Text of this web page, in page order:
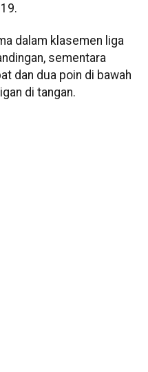
dalam klasemen liga
sementara
dan dua poin di bawah
di tangan.